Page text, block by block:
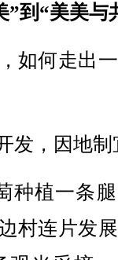
”到“美美与
何走出
，因地制
植一条腿
村连片发